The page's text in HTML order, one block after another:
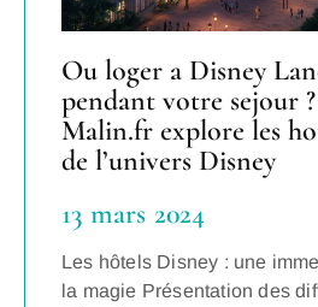
Ou loger a Disney
pendant votre sejour
Malin.fr explore les
de l’univers Disney
13 mars 2024
Les hôtels Disney : une
la magie Présentation des